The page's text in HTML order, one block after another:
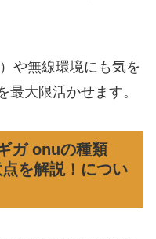
や無線環境にも気を
最大限活かせます。
ガ onuの種類
を解説！につい